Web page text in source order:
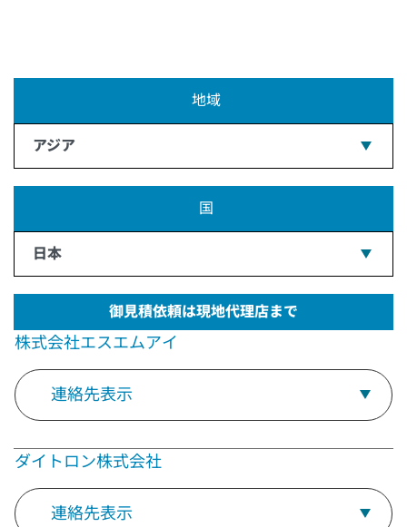
地域
アジア
国
日本
御見積依頼は現地代理店まで
株式会社エスエムアイ
連絡先表示
ダイトロン株式会社
連絡先表示